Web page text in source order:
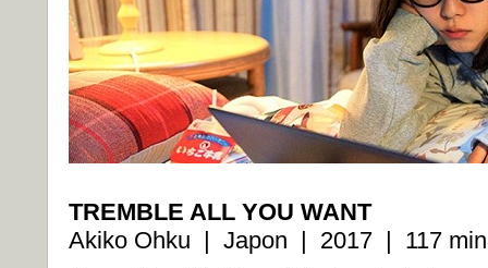
TREMBLE ALL YOU WANT
Akiko Ohku | Japon | 2017 | 117